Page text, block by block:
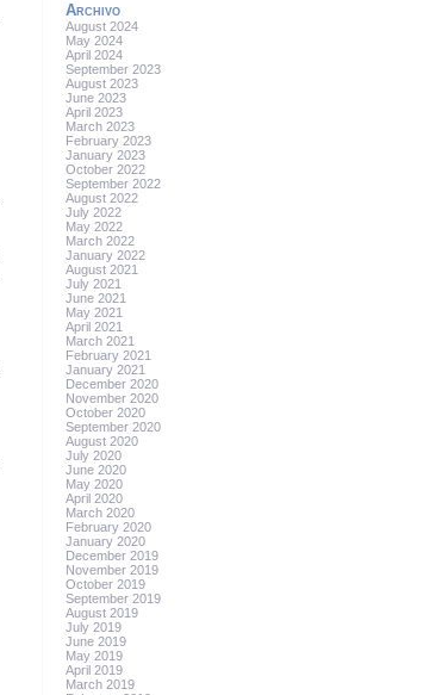
Archivo
August 2024
May 2024
April 2024
September 2023
August 2023
June 2023
April 2023
March 2023
February 2023
January 2023
October 2022
September 2022
August 2022
July 2022
May 2022
March 2022
January 2022
August 2021
July 2021
June 2021
May 2021
April 2021
March 2021
February 2021
January 2021
December 2020
November 2020
October 2020
September 2020
August 2020
July 2020
June 2020
May 2020
April 2020
March 2020
February 2020
January 2020
December 2019
November 2019
October 2019
September 2019
August 2019
July 2019
June 2019
May 2019
April 2019
March 2019